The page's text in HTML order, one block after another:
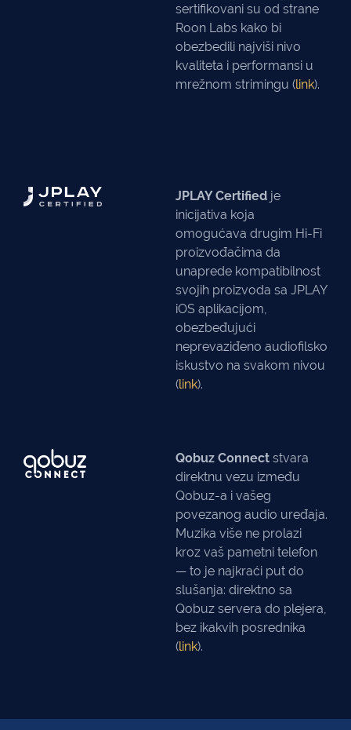
sertifikovani su od strane
Roon Labs kako bi
obezbedili najviši nivo
kvaliteta i performansi u
mrežnom strimingu (link).
JPLAY Certified je
inicijativa koja
omogućava drugim Hi-Fi
proizvođačima da
unaprede kompatibilnost
svojih proizvoda sa JPLAY
iOS aplikacijom,
obezbeđujući
neprevaziđeno audiofilsko
iskustvo na svakom nivou
(link).
Qobuz Connect stvara
direktnu vezu između
Qobuz-a i vašeg
povezanog audio uređaja.
Muzika više ne prolazi
kroz vaš pametni telefon
— to je najkraći put do
slušanja: direktno sa
Qobuz servera do plejera,
bez ikakvih posrednika
(link).